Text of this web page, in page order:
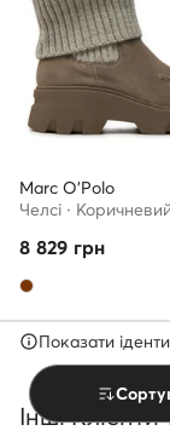
Marc O'Polo
Челсі · Коричневий
8 829 грн
Показати
Інші